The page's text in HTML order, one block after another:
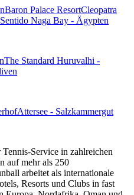
Baron Palace ResortCleopatra
Naga Bay - Ägypten
The Standard Huruvalhi -
Attersee - Salzkammergut
Service in zahlreichen
auf mehr als 250
arbeitet als internationale
Resorts und Clubs in fast